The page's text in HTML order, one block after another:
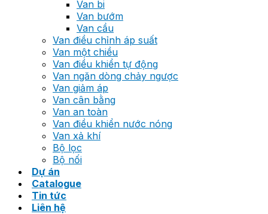
Van bi
Van bướm
Van cầu
Van điều chỉnh áp suất
Van một chiều
Van điều khiển tự động
Van ngăn dòng chảy ngược
Van giảm áp
Van cân bằng
Van an toàn
Van điều khiển nước nóng
Van xả khí
Bộ lọc
Bộ nối
Dự án
Catalogue
Tin tức
Liên hệ